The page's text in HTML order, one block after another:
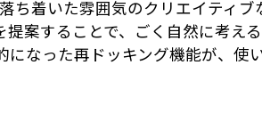
ち着いた雰囲気のクリエイティ
案することで、ごく自然に考
なった再ドッキング機能が、